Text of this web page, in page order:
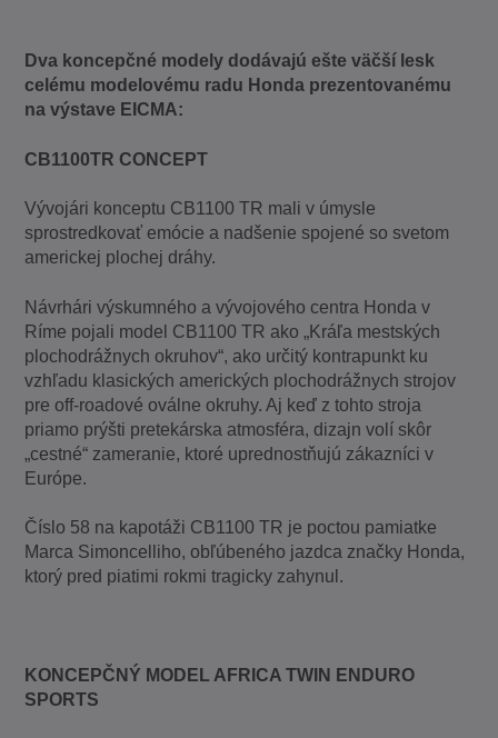
Dva koncepčné modely dodávajú ešte väčší lesk
celému modelovému radu Honda prezentovanému
na výstave EICMA:
CB1100TR CONCEPT
Vývojári konceptu CB1100 TR mali v úmysle
sprostredkovať emócie a nadšenie spojené so svetom
americkej plochej dráhy.
Návrhári výskumného a vývojového centra Honda v
Ríme pojali model CB1100 TR ako „Kráľa mestských
plochodrážnych okruhov“, ako určitý kontrapunkt ku
vzhľadu klasických amerických plochodrážnych strojov
pre off-roadové oválne okruhy. Aj keď z tohto stroja
priamo prýšti pretekárska atmosféra, dizajn volí skôr
„cestné“ zameranie, ktoré uprednostňujú zákazníci v
Európe.
Číslo 58 na kapotáži CB1100 TR je poctou pamiatke
Marca Simoncelliho, obľúbeného jazdca značky Honda,
ktorý pred piatimi rokmi tragicky zahynul.
KONCEPČNÝ MODEL AFRICA TWIN ENDURO
SPORTS